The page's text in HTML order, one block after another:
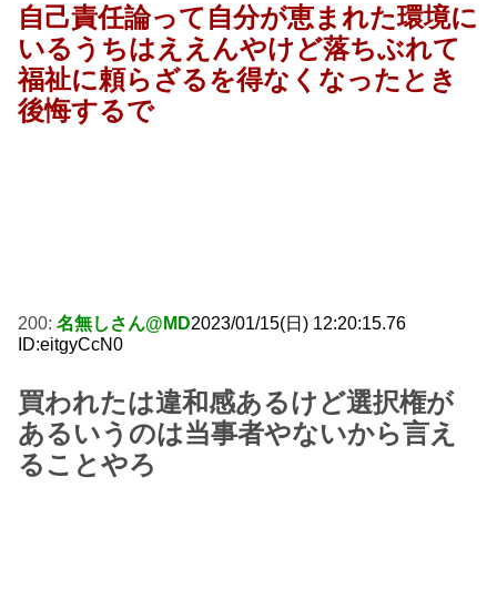
自己責任論って自分が恵まれた環境に
いるうちはええんやけど落ちぶれて
福祉に頼らざるを得なくなったとき
後悔するで
200: 名無しさん@MD2023/01/15(日) 12:20:15.76
ID:eitgyCcN0
買われたは違和感あるけど選択権が
あるいうのは当事者やないから言え
ることやろ